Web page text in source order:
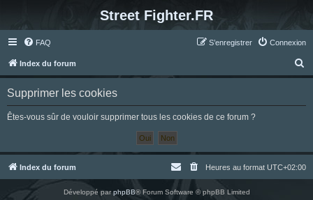
Street Fighter.FR
FAQ Connexion
S’enregistrer
Index du forum
e
h
Supprimer les cookies
Êtes-vous sûr de vouloir supprimer tous les cookies de ce forum ?
Index du forum Heures au format UTC+02:00
Développé parphpBB® Forum Software © phpBB Limited